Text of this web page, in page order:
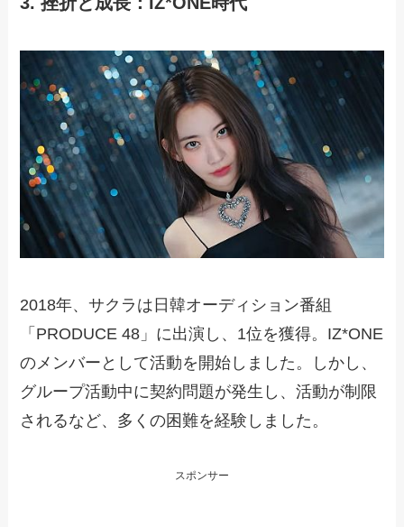
2018年、サクラは日韓オーディション番組
「PRODUCE 48」に出演し、1位を獲得。IZ*ONE
のメンバーとして活動を開始しました。しかし、
グループ活動中に契約問題が発生し、活動が制限
されるなど、多くの困難を経験しました。
スポンサー